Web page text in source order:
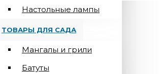
Настольные лампы
ТОВАРЫ ДЛЯ САДА
Мангалы и грили
Батуты